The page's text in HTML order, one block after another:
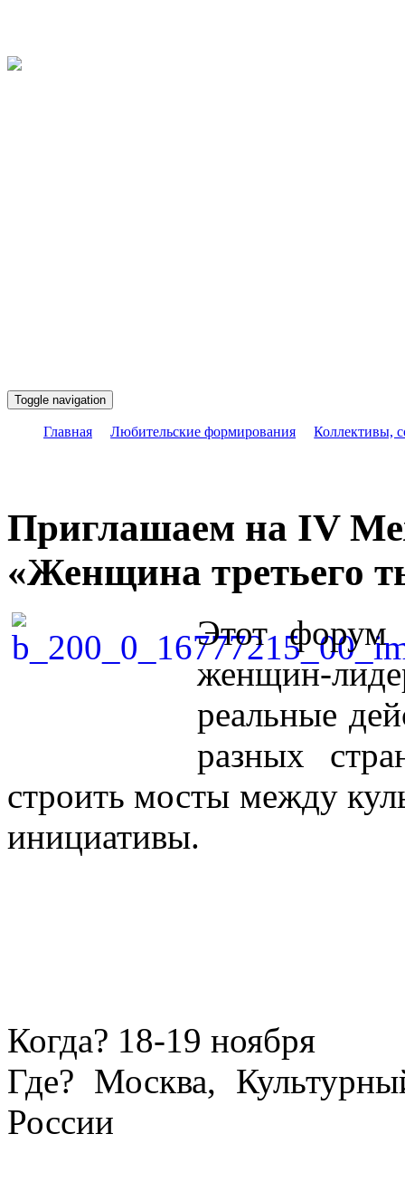
Toggle navigation
Главная Любительские формирования Коллективы,
Приглашаем на IV
«Женщина третьего
Этот форум
женщин-
реальные
разных
строить мосты между
инициативы.
Когда? 18-19 ноября
Где? Москва,
России